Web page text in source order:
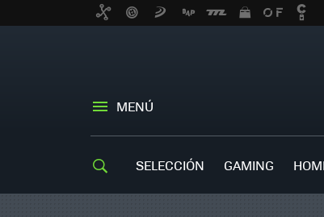
MENÚ
SELECCIÓN GAMING